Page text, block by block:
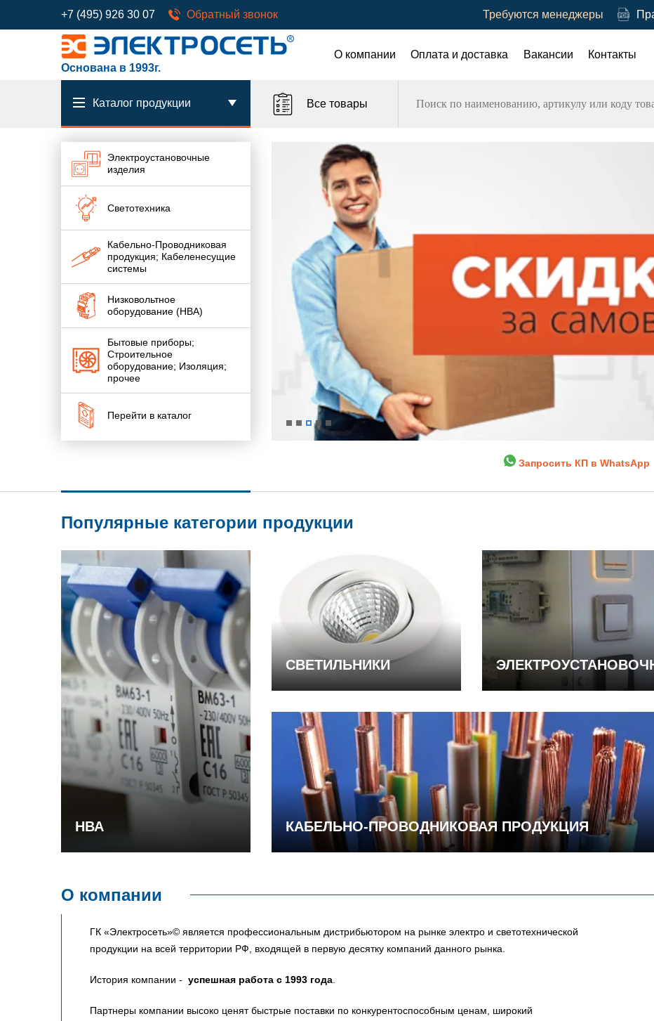
+7 (495) 926 30 07 Обратный звонок Требуются менеджеры
Основана в 1993г.
О компании Оплата и доставка Вакансии Контакты
Каталог продукции Все товары
Электроустановочные
изделия
Светотехника
Кабельно-Проводниковая
продукция; Кабеленесущие
системы
Низковольтное
оборудование (НВА)
Бытовые приборы;
Строительное
оборудование; Изоляция;
прочее
Перейти в каталог
Запросить КП в WhatsApp
Популярные категории продукции
НВА
СВЕТИЛЬНИКИ
КАБЕЛЬНО-ПРОВОДНИКОВАЯ ПРОДУКЦИЯ
О компании
ГК «Электросеть»© является профессиональным дистрибьютором на рынке электро и светотехнической
продукции на всей территории РФ, входящей в первую десятку компаний данного рынка.
История компании - успешная работа с 1993 года
Партнеры компании высоко ценят быстрые поставки по конкурентоспособным ценам, широкий